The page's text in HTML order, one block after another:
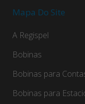
Mapa Do Site
A Regispel
Bobinas
Bobinas para
Bobinas para